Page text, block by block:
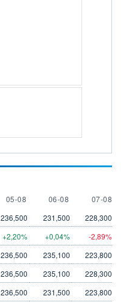
5 AUGUST
05-08 6 AUGUST
06-08 7
07-08
236,500 231,500
228,300
+2,20% +0,04%
-2,89%
236,500 235,100
223,800
236,500 235,100
228,300
236,500 231,500
223,800